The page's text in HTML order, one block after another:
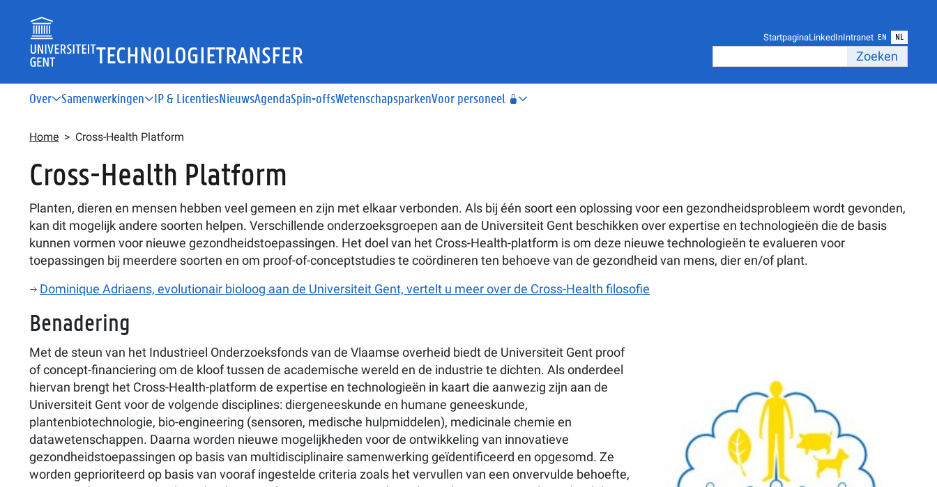
Gebruiksnavigatie
StartpaginaLinkedInIntranet EN NL
TECHNOLOGIETRANSFER Zoeken
Hoofdnavigatie
Over Samenwerkingen IP & LicentiesNieuwsAgendaSpin-offsWetenschapsparkenVoor personeel
Kruimelpad
Home Cross-Health Platform
Cross-Health Platform
Planten, dieren en mensen hebben veel gemeen en zijn met elkaar verbonden. Als bij één soort een oplossing voor een gezondheidsprobleem wordt gevonden,
kan dit mogelijk andere soorten helpen. Verschillende onderzoeksgroepen aan de Universiteit Gent beschikken over expertise en technologieën die de basis
kunnen vormen voor nieuwe gezondheidstoepassingen. Het doel van het Cross-Health-platform is om deze nieuwe technologieën te evalueren voor
toepassingen bij meerdere soorten en om proof-of-conceptstudies te coördineren ten behoeve van de gezondheid van mens, dier en/of plant.
Dominique Adriaens, evolutionair bioloog aan de Universiteit Gent, vertelt u meer over de Cross-Health filosofie
Benadering
Met de steun van het Industrieel Onderzoeksfonds van de Vlaamse overheid biedt de Universiteit Gent proof
of concept-financiering om de kloof tussen de academische wereld en de industrie te dichten. Als onderdeel
hiervan brengt het Cross-Health-platform de expertise en technologieën in kaart die aanwezig zijn aan de
Universiteit Gent voor de volgende disciplines: diergeneeskunde en humane geneeskunde,
plantenbiotechnologie, bio-engineering (sensoren, medische hulpmiddelen), medicinale chemie en
datawetenschappen. Daarna worden nieuwe mogelijkheden voor de ontwikkeling van innovatieve
gezondheidstoepassingen op basis van multidisciplinaire samenwerking geïdentificeerd en opgesomd. Ze
worden geprioriteerd op basis van vooraf ingestelde criteria zoals het vervullen van een onvervulde behoefte,